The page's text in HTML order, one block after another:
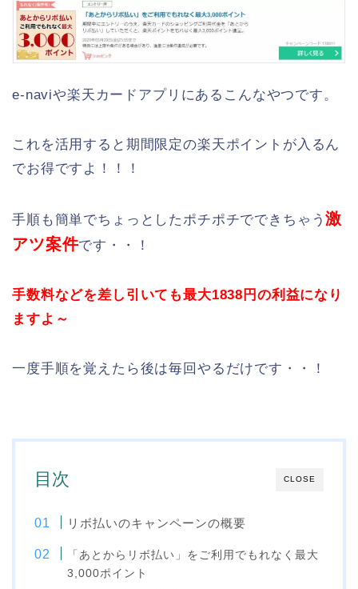
e-naviや楽天カードアプリにあるこんなやつです。
これを活用すると期間限定の楽天ポイントが入るん
でお得ですよ！！！
手順も簡単でちょっとしたポチポチでできちゃう激
アツ案件です・・！
手数料などを差し引いても最大1838円の利益になり
ますよ～
一度手順を覚えたら後は毎回やるだけです・・！
CLOSE
目次
リボ払いのキャンペーンの概要
「あとからリボ払い」をご利用でもれなく最大
3,000ポイント